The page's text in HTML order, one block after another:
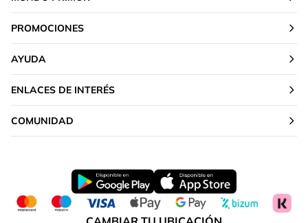
PROMOCIONES
AYUDA
ENLACES DE INTERÉS
COMUNIDAD